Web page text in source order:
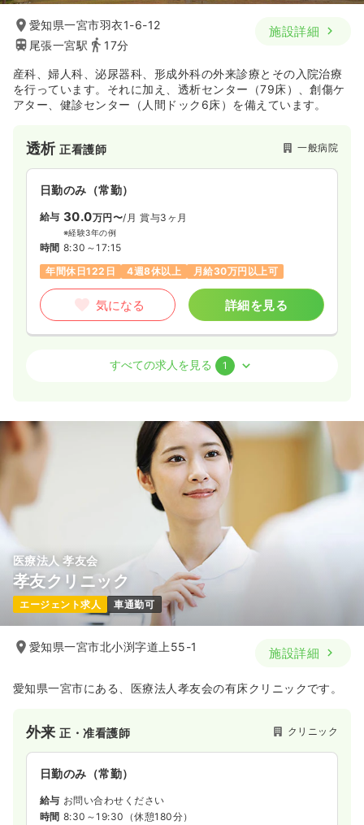
愛知県一宮市羽衣1-6-12
尾張一宮駅
17分
施設詳細
産科、婦人科、泌尿器科、形成外科の外来診療とその入院治療
を行っています。それに加え、透析センター（79床）、創傷ケ
アター、健診センター（人間ドック6床）を備えています。
透析正看護師 一般病院
日勤のみ（常勤）
給与 30.0万円〜/月 賞与3ヶ月
※経験3年の例
時間 8:30～17:15
年間休日122日
4週8休以上 月給30万円以上可
気になる 詳細を見る
賞与3ヶ月
4週8休以上 月給26万円以上可
詳細を見る
すべての求人を見る 1
医療法人 孝友会
孝友クリニック
エージェント求人 車通勤可
愛知県一宮市北小渕字道上55-1 施設詳細
愛知県一宮市にある、医療法人孝友会の有床クリニックです。
外来正・准看護師 クリニック
日勤のみ（常勤）
給与 お問い合わせください
時間 8:30～19:30 （休憩180分）